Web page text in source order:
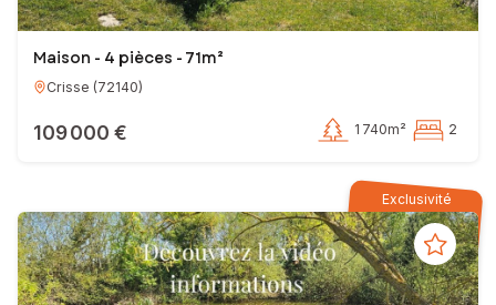
Maison - 4 pièces - 71m²
Crisse (72140)
109 000 € 1 740m² 2
Exclusivité